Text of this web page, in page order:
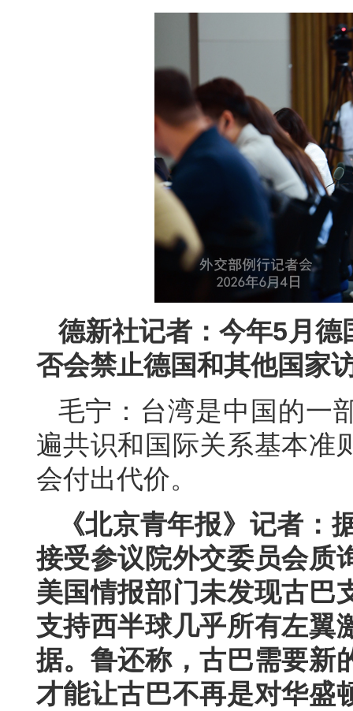
德新社记者：今年5月
否会禁止德国和其他国家
毛宁：台湾是中国的一
遍共识和国际关系基本准
会付出代价。
《北京青年报》记者：
接受参议院外交委员会质
美国情报部门未发现古巴
支持西半球几乎所有左翼
据。鲁还称，古巴需要新
才能让古巴不再是对华盛